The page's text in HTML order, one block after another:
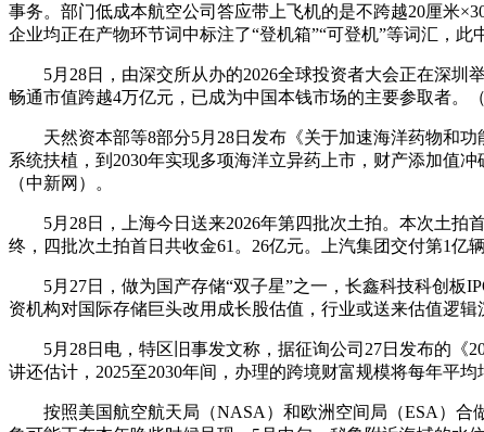
事务。部门低成本航空公司答应带上飞机的是不跨越20厘米
企业均正在产物环节词中标注了“登机箱”“可登机”等词汇，
5月28日，由深交所从办的2026全球投资者大会正在深圳
畅通市值跨越4万亿元，已成为中国本钱市场的主要参取者。（
天然资本部等8部分5月28日发布《关于加速海洋药物和功
系统扶植，到2030年实现多项海洋立异药上市，财产添加值
（中新网）。
5月28日，上海今日送来2026年第四批次土拍。本次土拍首
终，四批次土拍首日共收金61。26亿元。上汽集团交付第1亿
5月27日，做为国产存储“双子星”之一，长鑫科技科创板
资机构对国际存储巨头改用成长股估值，行业或送来估值逻辑
5月28日电，特区旧事发文称，据征询公司27日发布的《
讲还估计，2025至2030年间，办理的跨境财富规模将每年平
按照美国航空航天局（NASA）和欧洲空间局（ESA）合做